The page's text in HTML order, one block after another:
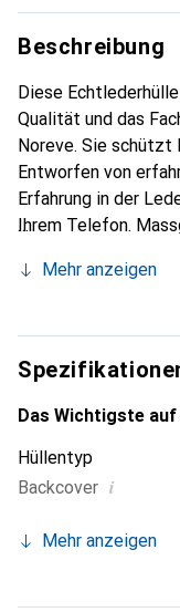
Beschreibung
Diese
Qualität und das
Noreve. Sie schützt
Entworfen von
Erfahrung in der
Ihrem Telefon.
und unverzichtbaren
die Marke Noreve
anspruchsvolle
Mehr anzeigen
Das Wichtigste auf
Hüllentyp
Backcover i
Mehr anzeigen